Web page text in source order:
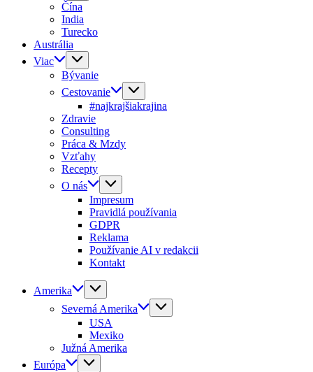
Čína
India
Turecko
Austrália
Viac
Bývanie
Cestovanie
#najkrajšiakrajina
Zdravie
Consulting
Práca & Mzdy
Vzťahy
Recepty
O nás
Impresum
Pravidlá používania
GDPR
Reklama
Používanie AI v redakcii
Kontakt
Amerika
Severná Amerika
USA
Mexiko
Južná Amerika
Európa